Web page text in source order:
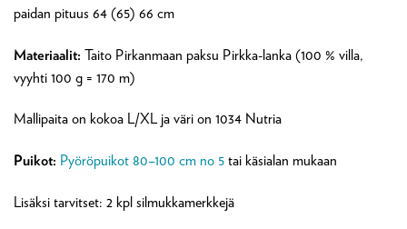
paidan pituus 64 (65) 66 cm
Materiaalit: Taito Pirkanmaan paksu Pirkka-lanka (100 % villa,
vyyhti 100 g = 170 m)
Mallipaita on kokoa L/XL ja väri on 1034 Nutria
Puikot: Pyöröpuikot 80–100 cm no 5 tai käsialan mukaan
Lisäksi tarvitset: 2 kpl silmukkamerkkejä